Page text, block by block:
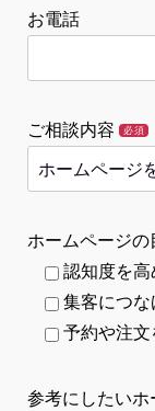
お電話
ご相談内容 必須
ホームページの
認知度を高
集客につな
予約や注文
参考にしたいホ